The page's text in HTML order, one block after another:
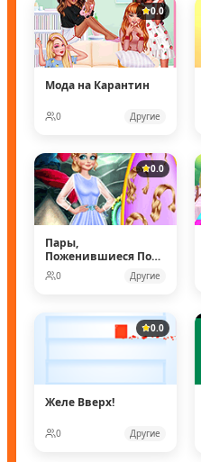
0.0
Мода на Карантин
0 Другие
0.0
Пары,
Поженившиеся Под
Водой
0 Другие
0.0
Желе Вверх!
0 Другие